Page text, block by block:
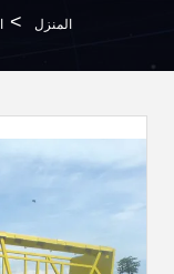
المنزل >